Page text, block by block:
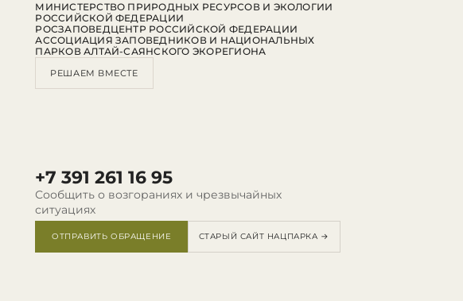
+7 391 261 16 95
Сообщить о возгораниях и чрезвычайных
ситуациях
ОТПРАВИТЬ ОБРАЩЕНИЕ СТАРЫЙ САЙТ НАЦПАРКА →
МИНИСТЕРСТВО ПРИРОДНЫХ РЕСУРСОВ И ЭКОЛОГИИ
РОССИЙСКОЙ ФЕДЕРАЦИИ
РОСЗАПОВЕДЦЕНТР РОССИЙСКОЙ ФЕДЕРАЦИИ
АССОЦИАЦИЯ ЗАПОВЕДНИКОВ И НАЦИОНАЛЬНЫХ
ПАРКОВ АЛТАЙ-САЯНСКОГО ЭКОРЕГИОНА
РЕШАЕМ ВМЕСТЕ